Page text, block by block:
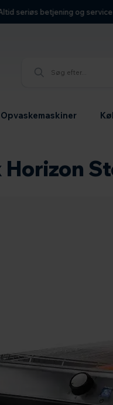
seriøs betjening og service
Opvaskemaskiner
Horizon